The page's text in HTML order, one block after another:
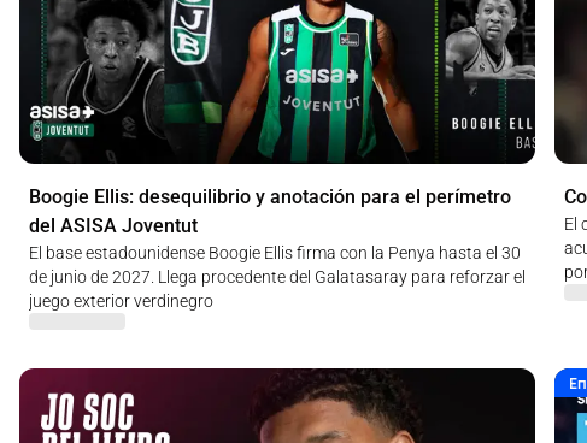
Boogie Ellis: desequilibrio y anotación para el perímetro
del ASISA Joventut
El base estadounidense Boogie Ellis firma con la Penya hasta el 30
de junio de 2027. Llega procedente del Galatasaray para reforzar el
juego exterior verdinegro
El